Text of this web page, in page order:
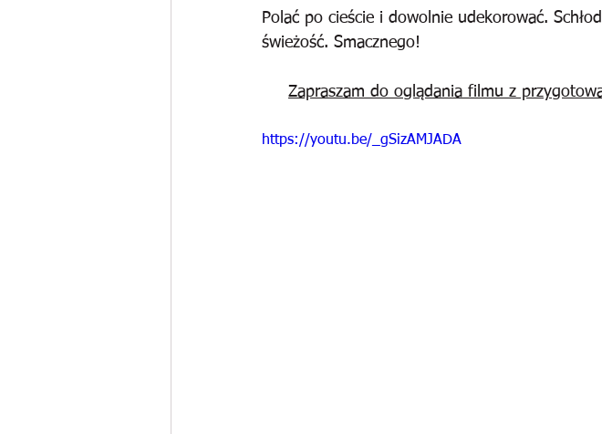
Polać po cieście i dowolnie udekorować.
świeżość. Smacznego!
Zapraszam do oglądania filmu z
https://youtu.be/_gSizAMJADA